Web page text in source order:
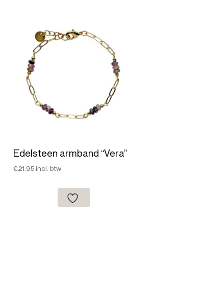
Edelsteen armband “Vera”
€21.95incl. btw